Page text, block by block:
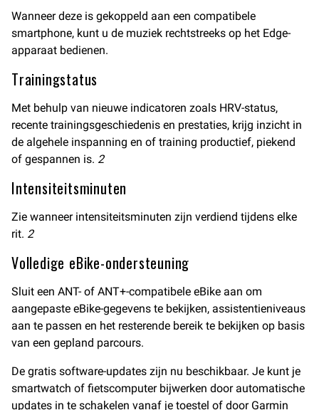
Wanneer deze is gekoppeld aan een compatibele
smartphone, kunt u de muziek rechtstreeks op het Edge-
apparaat bedienen.
Trainingstatus
Met behulp van nieuwe indicatoren zoals HRV-status,
recente trainingsgeschiedenis en prestaties, krijg inzicht in
de algehele inspanning en of training productief, piekend
of gespannen is. 2
Intensiteitsminuten
Zie wanneer intensiteitsminuten zijn verdiend tijdens elke
rit. 2
Volledige eBike-ondersteuning
Sluit een ANT- of ANT+-compatibele eBike aan om
aangepaste eBike-gegevens te bekijken, assistentieniveaus
aan te passen en het resterende bereik te bekijken op basis
van een gepland parcours.
De gratis software-updates zijn nu beschikbaar. Je kunt je
smartwatch of fietscomputer bijwerken door automatische
updates in te schakelen vanaf je toestel of door Garmin